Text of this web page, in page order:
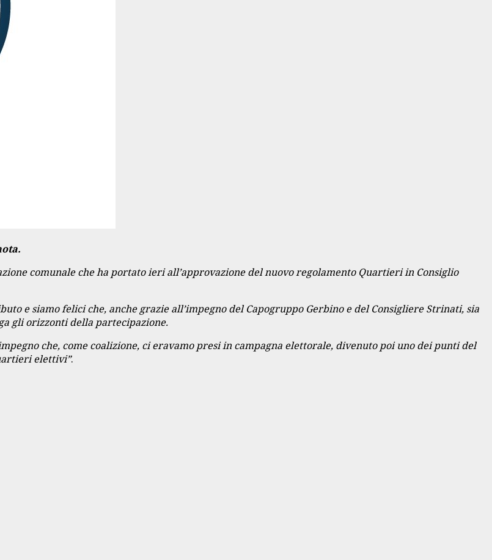
comunale che ha portato ieri all’approvazione del nuovo regolamento Quartieri in Consiglio
e siamo felici che, anche grazie all’impegno del Capogruppo Gerbino e del Consigliere Strinati, sia
gli orizzonti della partecipazione.
che, come coalizione, ci eravamo presi in campagna elettorale, divenuto poi uno dei punti del
elettivi”.